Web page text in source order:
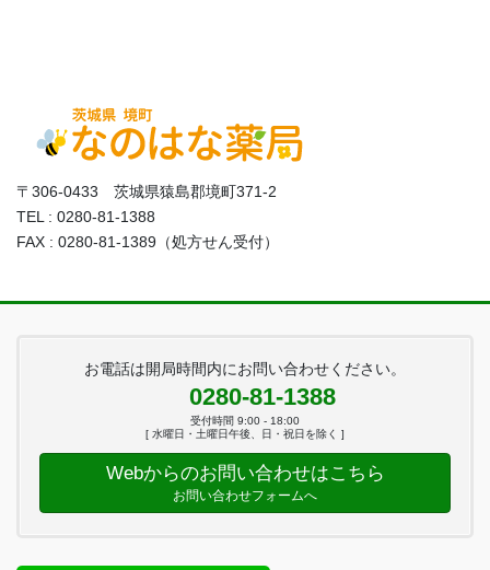
〒306-0433 茨城県猿島郡境町371-2
TEL : 0280-81-1388
FAX : 0280-81-1389（処方せん受付）
お電話は開局時間内にお問い合わせください。
0280-81-1388
受付時間 9:00 - 18:00
[ 水曜日・土曜日午後、日・祝日を除く ]
Webからのお問い合わせはこちら
お問い合わせフォームへ